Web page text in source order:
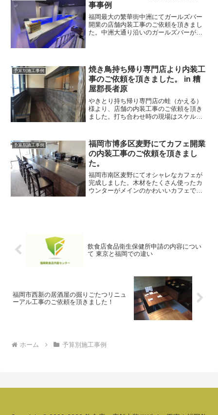
事事例
福岡最大の繁華街中洲にてガールズバー
開業の店舗内装工事のご依頼を頂きまし
た。中洲大通り沿いのガールズバーがオ
ABCフラワーさんが...
予算別施工事例
焼き鳥持ち帰り専門店より内装工
事のご依頼を頂きました。 in 糟
屋郡長者原
やきとり持ち帰り専門店の蛙（かえる）
様より、店舗の内装工事のご依頼を頂き
ました。打ち合わせ時の現場はスケルト
程度の設備は整っており、トイレも和式
ですが完備。タイトルにも...
予算別施工事例
福岡市博多区麦野にてカフェ開業
の内装工事のご依頼を頂きまし
た。
福岡市南区麦野にてオシャレなカフェが
完成しました。木材をたくさん使ったカ
ウンターがメインのかわいいカフェで
飲食店食品衛生保健所申請の内容につい
て 東京と福岡での違い
福岡市西新の居酒屋の掘りごたつリニュ
ーアル工事のご依頼を頂きました！
ホーム 予算別施工事例